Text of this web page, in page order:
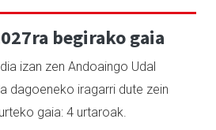
begirako gaia
izan zen Andoaingo Udal
dagoeneko iragarri dute zein
gaia: 4 urtaroak.